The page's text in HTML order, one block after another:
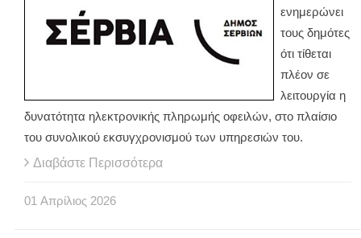
ενημερώνει
τους δημότες
ότι τίθεται
πλέον σε
λειτουργία η
δυνατότητα ηλεκτρονικής πληρωμής οφειλών, στο πλαίσιο
του συνολικού εκσυγχρονισμού των υπηρεσιών του.
Διαβάστε Περισσότερα
01 Απρίλιος 2026